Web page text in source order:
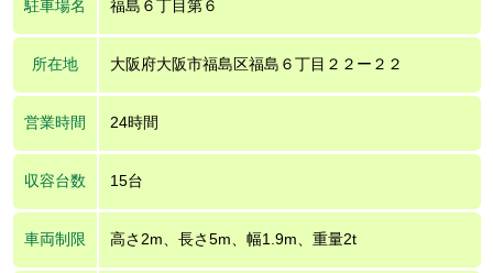
駐車場名 福島６丁目第６
所在地 大阪府大阪市福島区福島６丁目２２ー２２
営業時間 24時間
収容台数 15台
車両制限 高さ2m、長さ5m、幅1.9m、重量2t